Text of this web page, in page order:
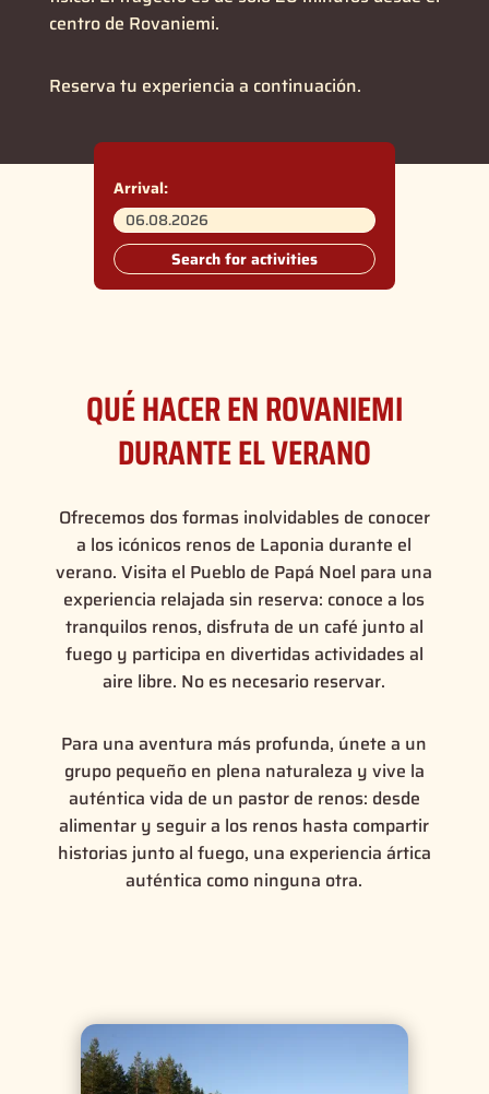
centro de Rovaniemi.
Reserva tu experiencia a continuación.
Arrival:
Search for activities
QUÉ HACER EN ROVANIEMI
DURANTE EL VERANO
Ofrecemos dos formas inolvidables de conocer
a los icónicos renos de Laponia durante el
verano. Visita el Pueblo de Papá Noel para una
experiencia relajada sin reserva: conoce a los
tranquilos renos, disfruta de un café junto al
fuego y participa en divertidas actividades al
aire libre. No es necesario reservar.
Para una aventura más profunda, únete a un
grupo pequeño en plena naturaleza y vive la
auténtica vida de un pastor de renos: desde
alimentar y seguir a los renos hasta compartir
historias junto al fuego, una experiencia ártica
auténtica como ninguna otra.